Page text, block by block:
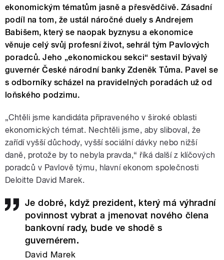
ekonomickým tématům jasně a přesvědčivě. Zásadní
podíl na tom, že ustál náročné duely s Andrejem
Babišem, který se naopak byznysu a ekonomice
věnuje celý svůj profesní život, sehrál tým Pavlových
poradců. Jeho „ekonomickou sekci“ sestavil bývalý
guvernér České národní banky Zdeněk Tůma. Pavel se
s odborníky scházel na pravidelných poradách už od
loňského podzimu.
„Chtěli jsme kandidáta připraveného v široké oblasti
ekonomických témat. Nechtěli jsme, aby sliboval, že
zařídí vyšší důchody, vyšší sociální dávky nebo nižší
daně, protože by to nebyla pravda,“ říká další z klíčových
poradců v Pavlově týmu, hlavní ekonom společnosti
Deloitte David Marek.
Je dobré, když prezident, který má výhradní
povinnost vybrat a jmenovat nového člena
bankovní rady, bude ve shodě s
guvernérem.
David Marek